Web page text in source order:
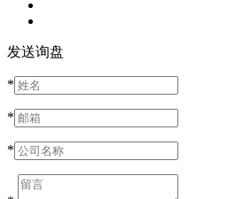
发送询盘
*
*
*